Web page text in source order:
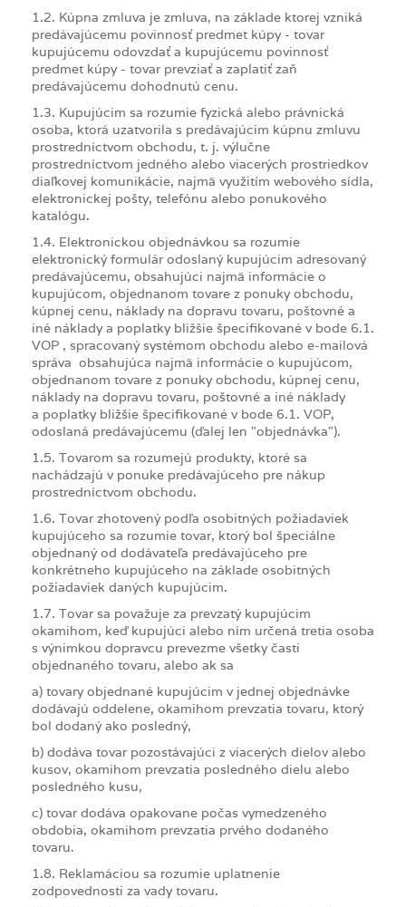
1.2. Kúpna zmluva je zmluva, na základe ktorej vzniká
predávajúcemu povinnosť predmet kúpy - tovar
kupujúcemu odovzdať a kupujúcemu povinnosť
predmet kúpy - tovar prevziať a zaplatiť zaň
predávajúcemu dohodnutú cenu.
1.3. Kupujúcim sa rozumie fyzická alebo právnická
osoba, ktorá uzatvorila s predávajúcim kúpnu zmluvu
prostredníctvom obchodu, t. j. výlučne
prostredníctvom jedného alebo viacerých prostriedkov
diaľkovej komunikácie, najmä využitím webového sídla,
elektronickej pošty, telefónu alebo ponukového
katalógu.
1.4. Elektronickou objednávkou sa rozumie
elektronický formulár odoslaný kupujúcim adresovaný
predávajúcemu, obsahujúci najmä informácie o
kupujúcom, objednanom tovare z ponuky obchodu,
kúpnej cenu, náklady na dopravu tovaru, poštovné a
iné náklady a poplatky bližšie špecifikované v bode 6.1.
VOP , spracovaný systémom obchodu alebo e-mailová
správa obsahujúca najmä informácie o kupujúcom,
objednanom tovare z ponuky obchodu, kúpnej cenu,
náklady na dopravu tovaru, poštovné a iné náklady
a poplatky bližšie špecifikované v bode 6.1. VOP,
odoslaná predávajúcemu (ďalej len "objednávka").
1.5. Tovarom sa rozumejú produkty, ktoré sa
nachádzajú v ponuke predávajúceho pre nákup
prostredníctvom obchodu.
1.6. Tovar zhotovený podľa osobitných požiadaviek
kupujúceho sa rozumie tovar, ktorý bol špeciálne
objednaný od dodávateľa predávajúceho pre
konkrétneho kupujúceho na základe osobitných
požiadaviek daných kupujúcim.
1.7. Tovar sa považuje za prevzatý kupujúcim
okamihom, keď kupujúci alebo ním určená tretia osoba
s výnimkou dopravcu prevezme všetky časti
objednaného tovaru, alebo ak sa
a) tovary objednané kupujúcim v jednej objednávke
dodávajú oddelene, okamihom prevzatia tovaru, ktorý
bol dodaný ako posledný,
b) dodáva tovar pozostávajúci z viacerých dielov alebo
kusov, okamihom prevzatia posledného dielu alebo
posledného kusu,
c) tovar dodáva opakovane počas vymedzeného
obdobia, okamihom prevzatia prvého dodaného
tovaru.
1.8. Reklamáciou sa rozumie uplatnenie
zodpovednosti za vady tovaru.